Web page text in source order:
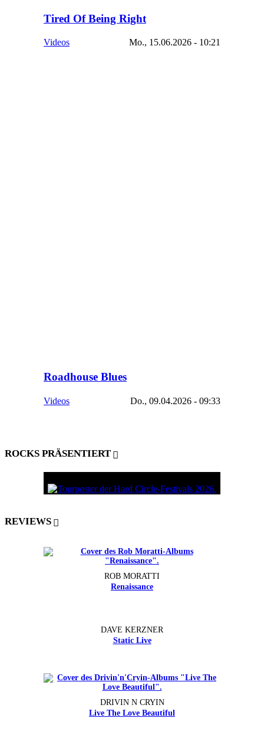
Tired Of Being Right
Videos Mo., 15.06.2026 - 10:21
Roadhouse Blues
Videos Do., 09.04.2026 - 09:33
ROCKS PRÄSENTIERT
REVIEWS
ROB MORATTI
Renaissance
DAVE KERZNER
Static Live
DRIVIN N CRYIN
Live The Love Beautiful